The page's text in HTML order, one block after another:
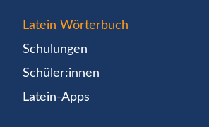
Latein Wörterbuch
Schulungen
Schüler:innen
Latein-Apps